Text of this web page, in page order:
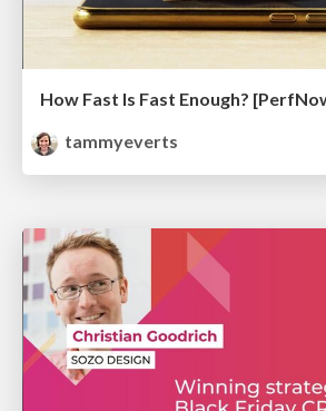
How Fast Is Fast Enough?
tammyeverts